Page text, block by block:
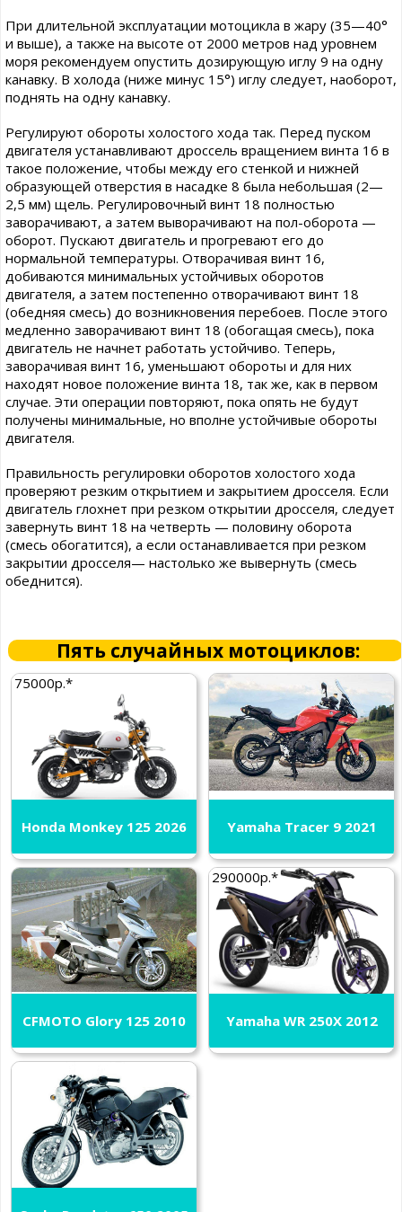
При длительной эксплуатации мотоцикла в жару (35—40°
и выше), а также на высоте от 2000 метров над уровнем
моря рекомендуем опустить дозирующую иглу 9 на одну
канавку. В холода (ниже минус 15°) иглу следует, наоборот,
поднять на одну канавку.
Регулируют обороты холостого хода так. Перед пуском
двигателя устанавливают дроссель вращением винта 16 в
такое положение, чтобы между его стенкой и нижней
образующей отверстия в насадке 8 была небольшая (2—
2,5 мм) щель. Регулировочный винт 18 полностью
заворачивают, а затем выворачивают на пол-оборота —
оборот. Пускают двигатель и прогревают его до
нормальной температуры. Отворачивая винт 16,
добиваются минимальных устойчивых оборотов
двигателя, а затем постепенно отворачивают винт 18
(обедняя смесь) до возникновения перебоев. После этого
медленно заворачивают винт 18 (обогащая смесь), пока
двигатель не начнет работать устойчиво. Теперь,
заворачивая винт 16, уменьшают обороты и для них
находят новое положение винта 18, так же, как в первом
случае. Эти операции повторяют, пока опять не будут
получены минимальные, но вполне устойчивые обороты
двигателя.
Правильность регулировки оборотов холостого хода
проверяют резким открытием и закрытием дросселя. Если
двигатель глохнет при резком открытии дросселя, следует
завернуть винт 18 на четверть — половину оборота
(смесь обогатится), а если останавливается при резком
закрытии дросселя— настолько же вывернуть (смесь
обеднится).
Пять случайных мотоциклов:
75000р.*
Honda Monkey 125 2026 Yamaha Tracer 9 2021
CFMOTO Glory 125 2010
290000р.*
Yamaha WR 250X 2012